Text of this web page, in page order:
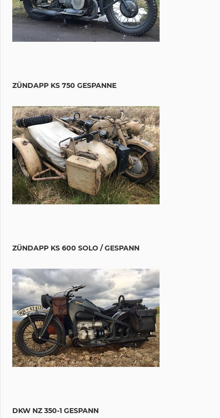
ZÜNDAPP KS 750 GESPANNE
ZÜNDAPP KS 600 SOLO / GESPANN
DKW NZ 350-1 GESPANN